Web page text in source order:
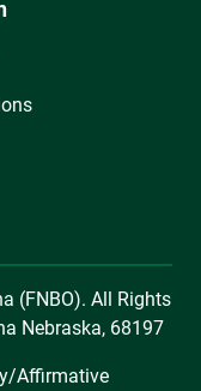
(FNBO). All Rights
Nebraska, 68197
Affirmative